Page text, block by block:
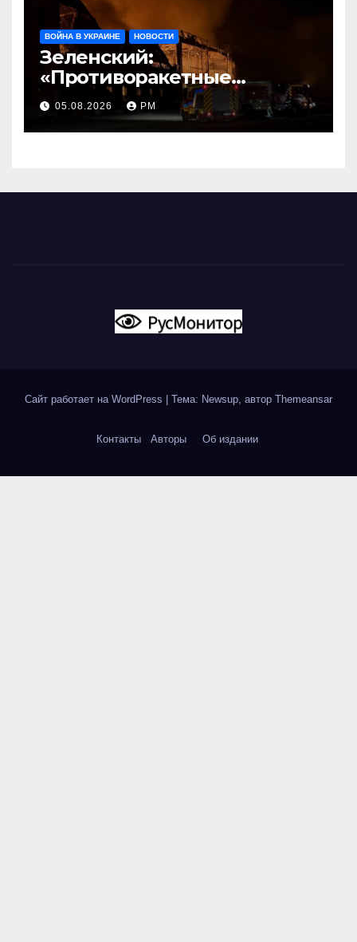
ВОЙНА В УКРАИНЕ НОВОСТИ
Зеленский:
«Противоракетные
средства могли бы спасти
погибших сегодня»
05.08.2026 РМ
Сайт работает на WordPress | Тема: Newsup, автор Themeansar
Контакты Авторы Об издании